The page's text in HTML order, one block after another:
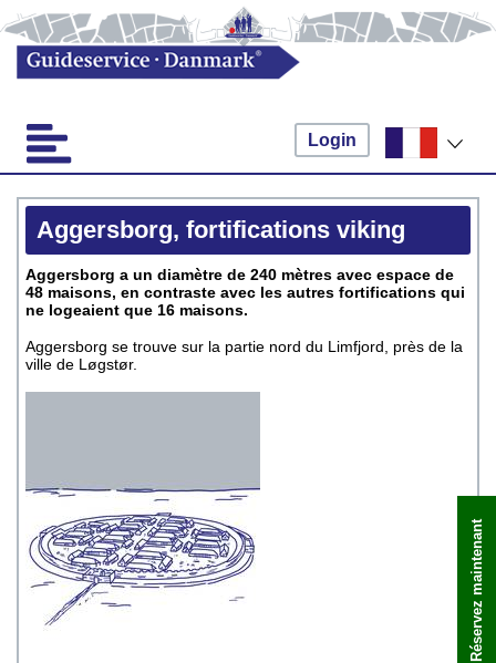
Login
Aggersborg, fortifications viking
Aggersborg a un diamètre de 240 mètres avec espace de
48 maisons, en contraste avec les autres fortifications qui
ne logeaient que 16 maisons.
Aggersborg se trouve sur la partie nord du Limfjord, près de la
ville de Løgstør.
Réservez maintenant